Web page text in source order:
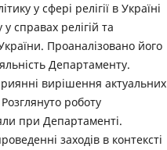
у сфері релігії в Україні
справах релігій та
Проаналізовано його
Департаменту.
вирішення актуальних
роботу
при Департаменті.
заходів в контексті